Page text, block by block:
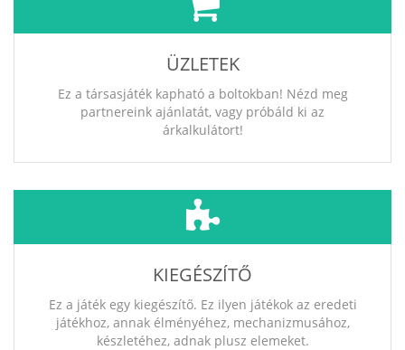
ÜZLETEK
Ez a társasjáték kapható a boltokban! Nézd meg
partnereink ajánlatát, vagy próbáld ki az
árkalkulátort!
KIEGÉSZÍTŐ
Ez a játék egy kiegészítő. Ez ilyen játékok az eredeti
játékhoz, annak élményéhez, mechanizmusához,
készletéhez, adnak plusz elemeket.